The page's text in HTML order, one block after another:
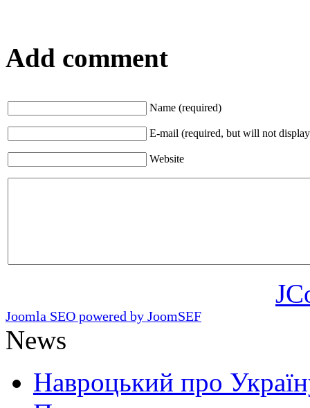
Add comment
Name (required)
E-mail (required, but will not
Website
Joomla SEO powered by JoomSEF
News
Навроцький про